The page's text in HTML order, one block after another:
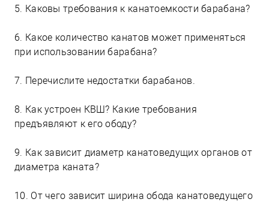
5. Каковы требования к канатоемкости барабана?
6. Какое количество канатов может применяться
при использовании барабана?
7. Перечислите недостатки барабанов.
8. Как устроен КВШ? Какие требования
предъявляют к его ободу?
9. Как зависит диаметр канатоведущих органов от
диаметра каната?
10. От чего зависит ширина обода канатоведущего